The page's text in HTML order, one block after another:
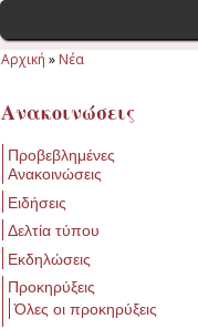
Αρχική » Νέα
Ανακοινώσεις
Προβεβλημένες
Ανακοινώσεις
Ειδήσεις
Δελτία τύπου
Εκδηλώσεις
Προκηρύξεις
Όλες οι προκηρύξεις